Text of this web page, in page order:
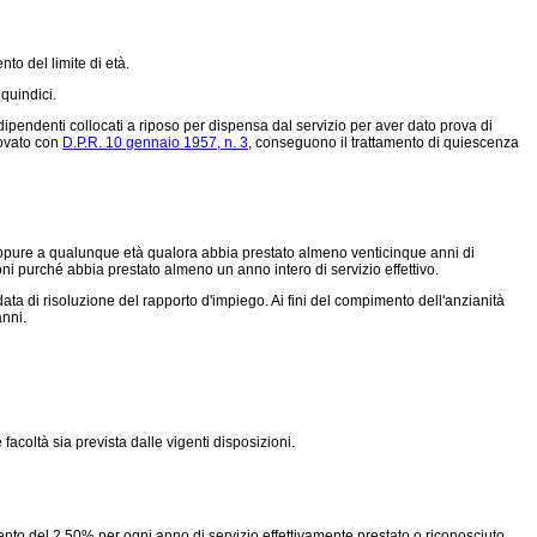
del limite di età.
collocati a riposo per dispensa dal servizio per aver dato prova di
con D.P.R. 10 gennaio 1957, n. 3, conseguono il trattamento di quiescenza
a qualunque età qualora abbia prestato almeno venticinque anni di
purché abbia prestato almeno un anno intero di servizio effettivo.
di risoluzione del rapporto d'impiego. Ai fini del compimento dell'anzianità
sia prevista dalle vigenti disposizioni.